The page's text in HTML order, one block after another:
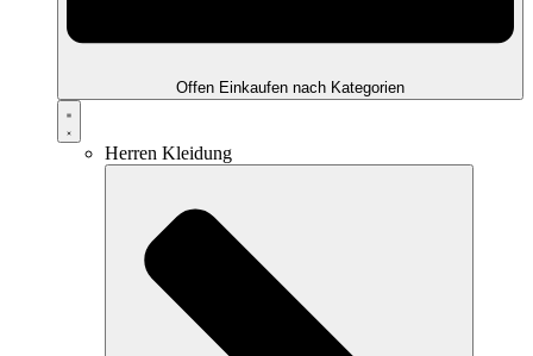
Offen Einkaufen nach Kategorien
Herren Kleidung